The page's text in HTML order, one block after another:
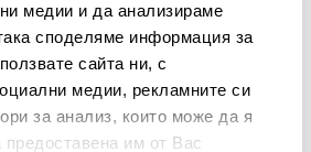
медии и да анализираме
споделяме информация за
сайта ни, с
медии, рекламните си
за анализ, които може да я
предоставена им от Вас